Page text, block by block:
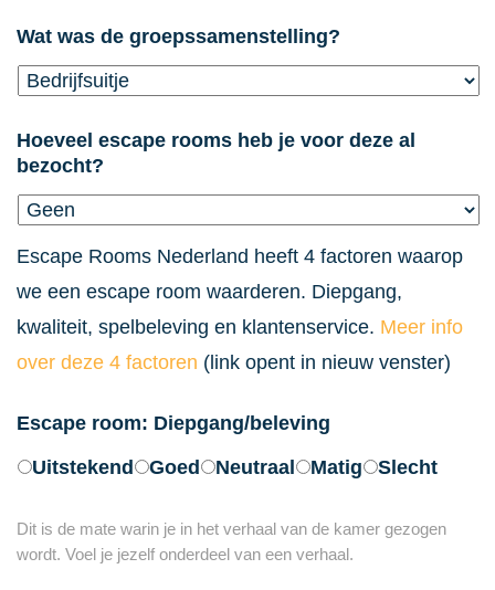
Wat was de groepssamenstelling?
Hoeveel escape rooms heb je voor deze al
bezocht?
Escape Rooms Nederland heeft 4 factoren waarop
we een escape room waarderen. Diepgang,
kwaliteit, spelbeleving en klantenservice. Meer info
over deze 4 factoren (link opent in nieuw venster)
Escape room: Diepgang/beleving
Uitstekend
Goed Neutraal Matig Slecht
Dit is de mate warin je in het verhaal van de kamer gezogen
wordt. Voel je jezelf onderdeel van een verhaal.